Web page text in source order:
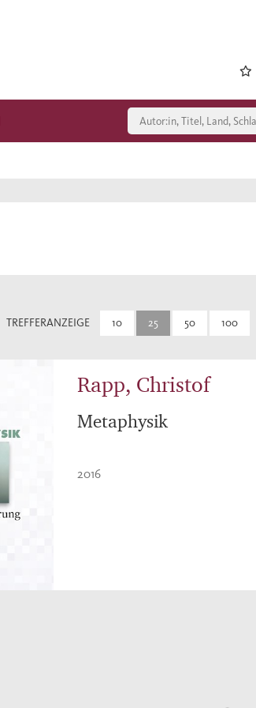
TREFFERANZEIGE 10 25 50 100
Rapp, Christof
Metaphysik
2016